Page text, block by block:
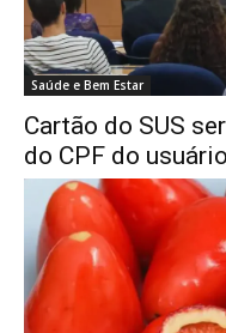
Saúde e Bem Estar
Cartão do SUS
do CPF do usuário